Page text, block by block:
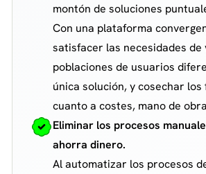
montón de soluciones
Con una plataforma
satisfacer las necesidades de
poblaciones de usuarios
única solución, y cosechar
cuanto a costes, mano de
Eliminar los procesos
ahorra dinero.
Al automatizar los procesos